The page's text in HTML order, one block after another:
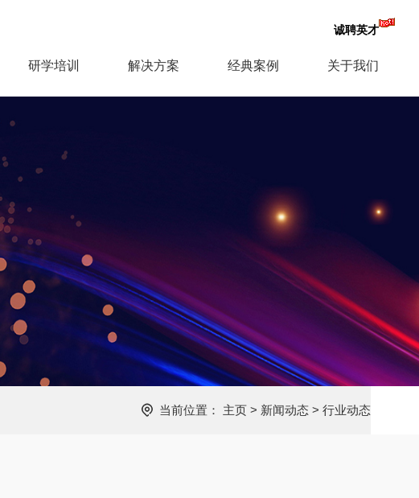
诚聘英才
研学培训 解决方案 经典案例 关于我们
当前位置： 主页 > 新闻动态 > 行业动态